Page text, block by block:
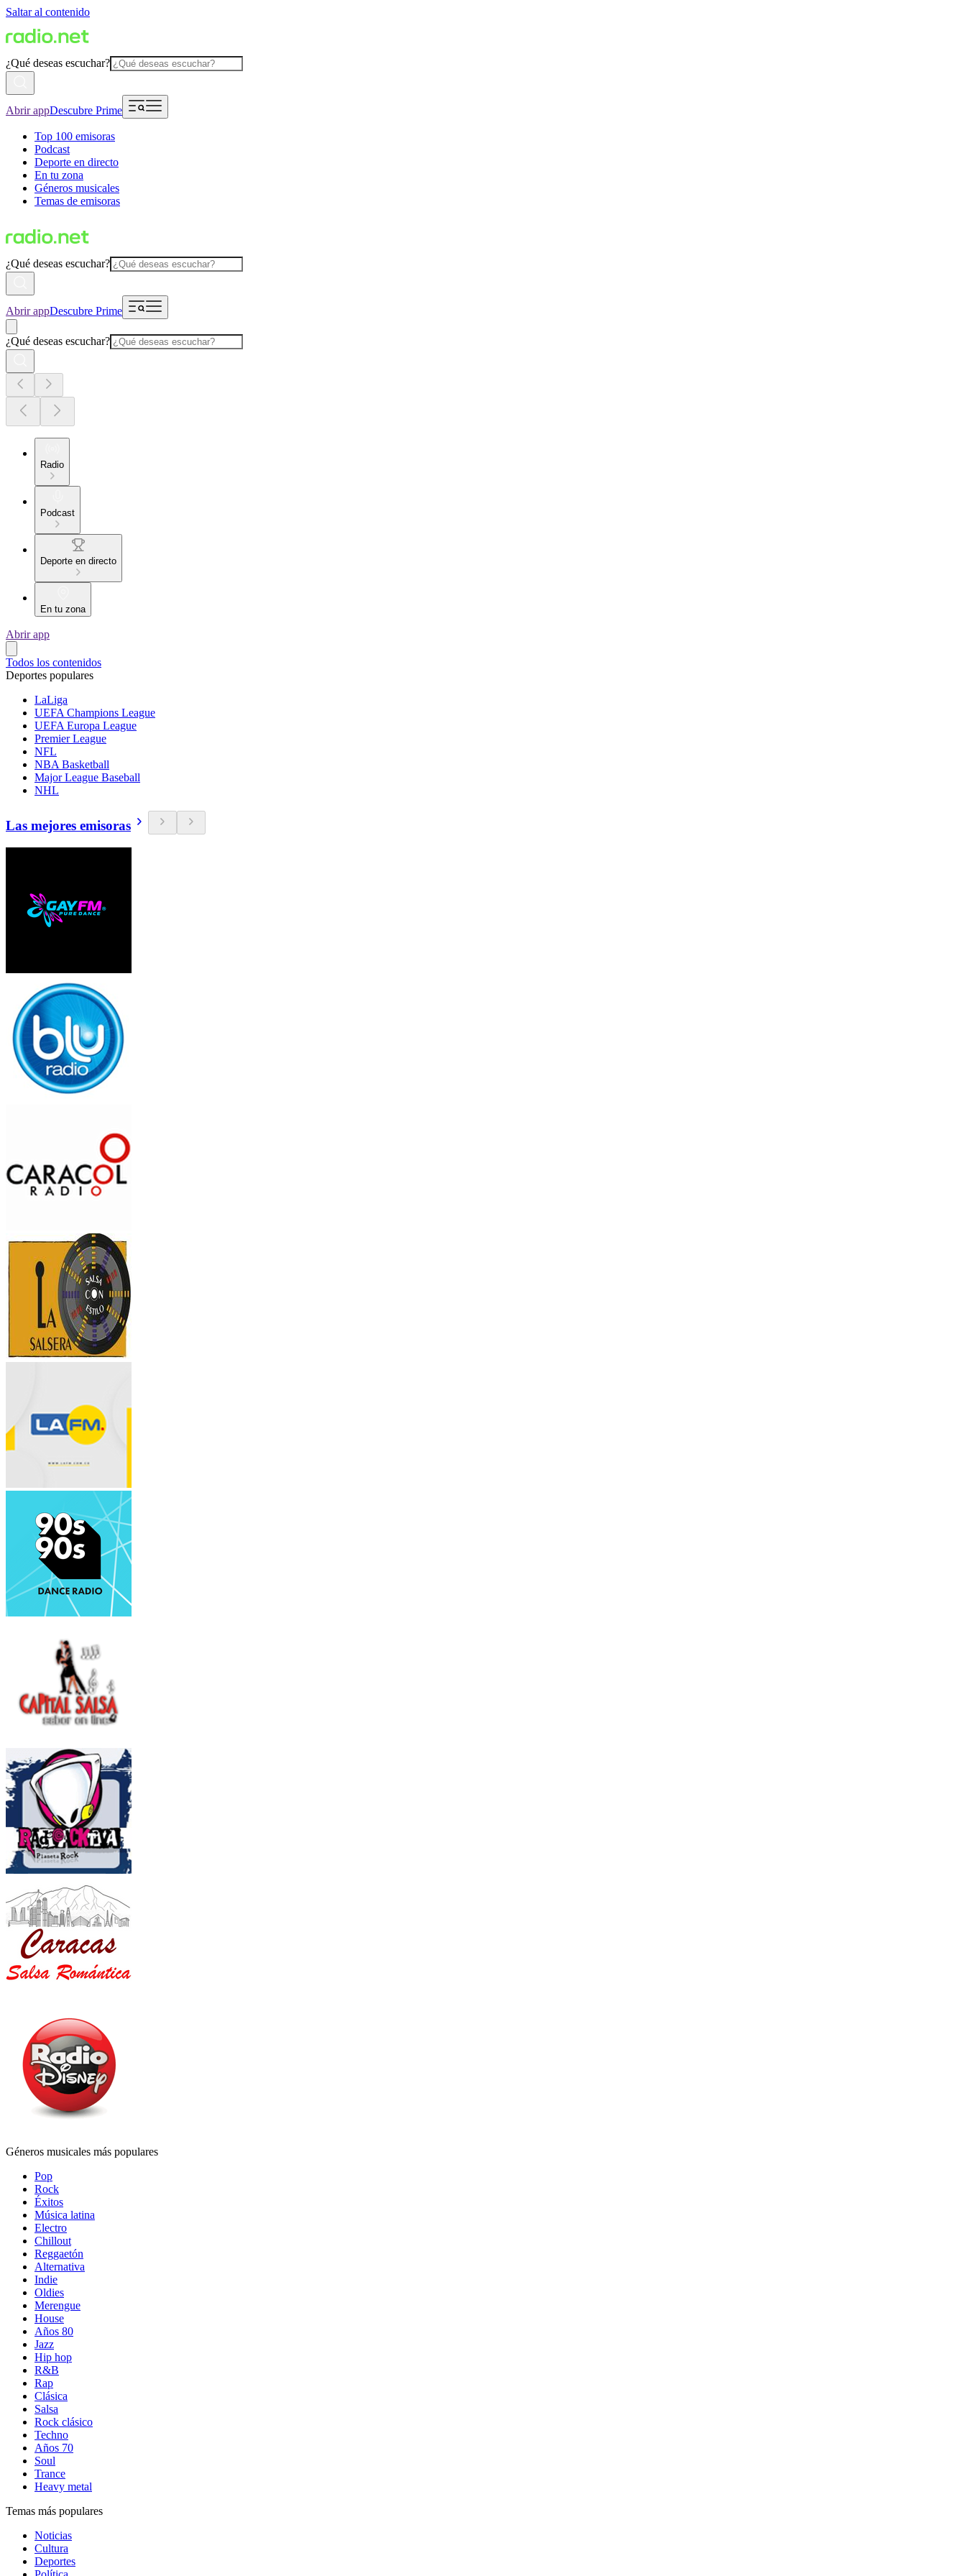
Saltar al contenido
¿Qué deseas escuchar?
Abrir appDescubre Prime
Top 100 emisoras
Podcast
Deporte en directo
En tu zona
Géneros musicales
Temas de emisoras
¿Qué deseas escuchar?
Abrir appDescubre Prime
¿Qué deseas escuchar?
Radio
Podcast
Deporte en directo
En tu zona
Abrir app
Todos los contenidos
Deportes populares
LaLiga
UEFA Champions League
UEFA Europa League
Premier League
NFL
NBA Basketball
Major League Baseball
NHL
Las mejores emisoras
Géneros musicales más populares
Pop
Rock
Éxitos
Música latina
Electro
Chillout
Reggaetón
Alternativa
Indie
Oldies
Merengue
House
Años 80
Jazz
Hip hop
R&B
Rap
Clásica
Salsa
Rock clásico
Techno
Años 70
Soul
Trance
Heavy metal
Temas más populares
Noticias
Cultura
Deportes